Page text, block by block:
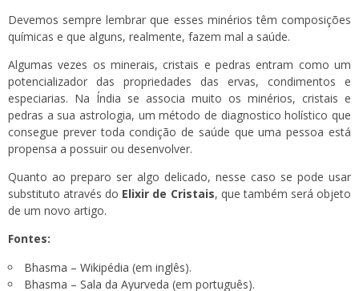
Devemos sempre lembrar que esses minérios têm composições
químicas e que alguns, realmente, fazem mal a saúde.
Algumas vezes os minerais, cristais e pedras entram como um
potencializador das propriedades das ervas, condimentos e
especiarias. Na Índia se associa muito os minérios, cristais e
pedras a sua astrologia, um método de diagnostico holístico que
consegue prever toda condição de saúde que uma pessoa está
propensa a possuir ou desenvolver.
Quanto ao preparo ser algo delicado, nesse caso se pode usar
substituto através do Elixir de Cristais, que também será objeto
de um novo artigo.
Fontes:
Bhasma – Wikipédia (em inglês).
Bhasma – Sala da Ayurveda (em português).